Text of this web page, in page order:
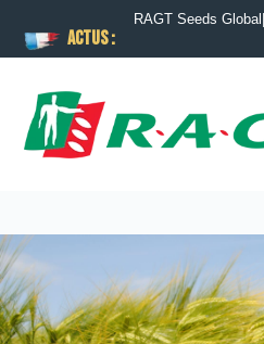
ACTUS :
RAGT Seeds Global